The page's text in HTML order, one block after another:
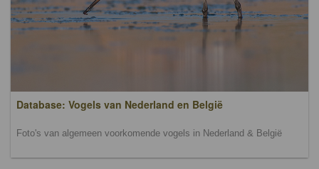
Database: Vogels van Nederland en België
Foto's van algemeen voorkomende vogels in Nederland & België